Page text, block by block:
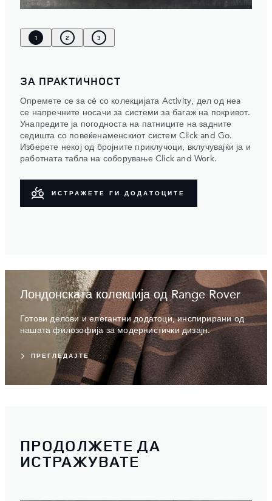
1 2 3
ЗА ПРАКТИЧНОСТ
Опремете се за сѐ со колекцијата Activity, дел од неa
се напречните носачи за системи за багаж на покривот.
Унапредите ја погодноста на патниците на задните
седишта со повеќенаменскиот систем Click and Go.
Изберете некој од бројните приклучоци, вклучувајќи ја и
работната табла на соборување Click and Work.
ИСТРАЖЕТЕ ГИ ДОДАТОЦИТЕ
Лондонската колекција од Range Rover
Готови делови и елегантни додатоци, инспирирани од
нашата филозофија за модернистички дизајн.
ПРЕГЛЕДАЈТЕ
ПРОДОЛЖЕТЕ ДА
ИСТРАЖУВАТЕ